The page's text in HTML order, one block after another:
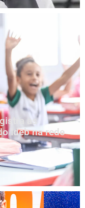
as
Ideb na rede